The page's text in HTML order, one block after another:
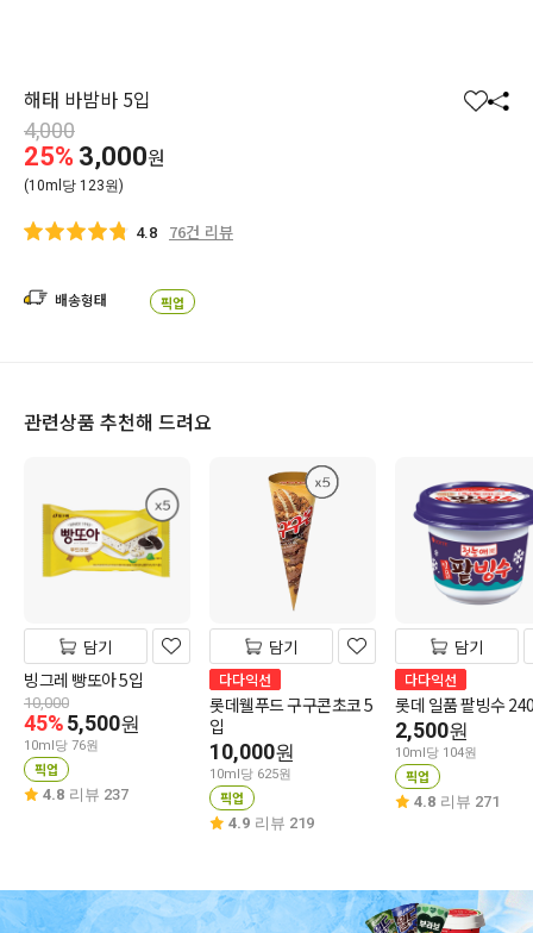
해태 바밤바 5입
찜 공
4,000
25% 3,000원
(10ml당 123원)
4.8 76건 리뷰
배송형태 픽업
관련상품 추천해 드려요
담기
빙그레 빵또아 5입
10,000
45%5,500원
10ml당 76원
픽업
4.8 리뷰 237
담기
다다익선
롯데웰푸드 구구콘초코 5
입
10,000원
10ml당 625원
픽업
4.9 리뷰 219
담기
다다익선
롯데 일품 팥빙수
2,500원
10ml당 104원
픽업
4.8 리뷰 271